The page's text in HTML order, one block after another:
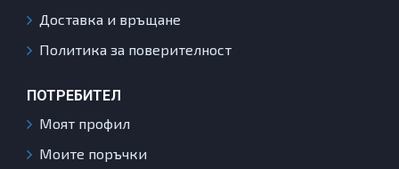
Доставка и връщане
Политика за поверителност
ПОТРЕБИТЕЛ
Моят профил
Моите поръчки